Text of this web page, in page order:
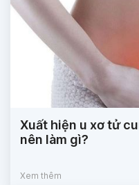
Xuất hiện u xơ tử
nên làm gì?
Xem thêm